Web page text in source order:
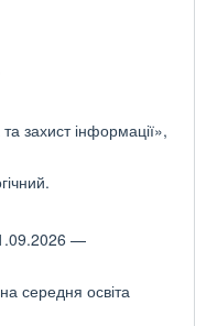
захист інформації»,
—
середня освіта